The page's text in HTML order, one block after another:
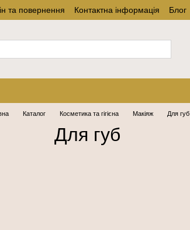
та повернення Контактна інформація Блог
Каталог Косметика та гігієна Макіяж Для губ
Для губ